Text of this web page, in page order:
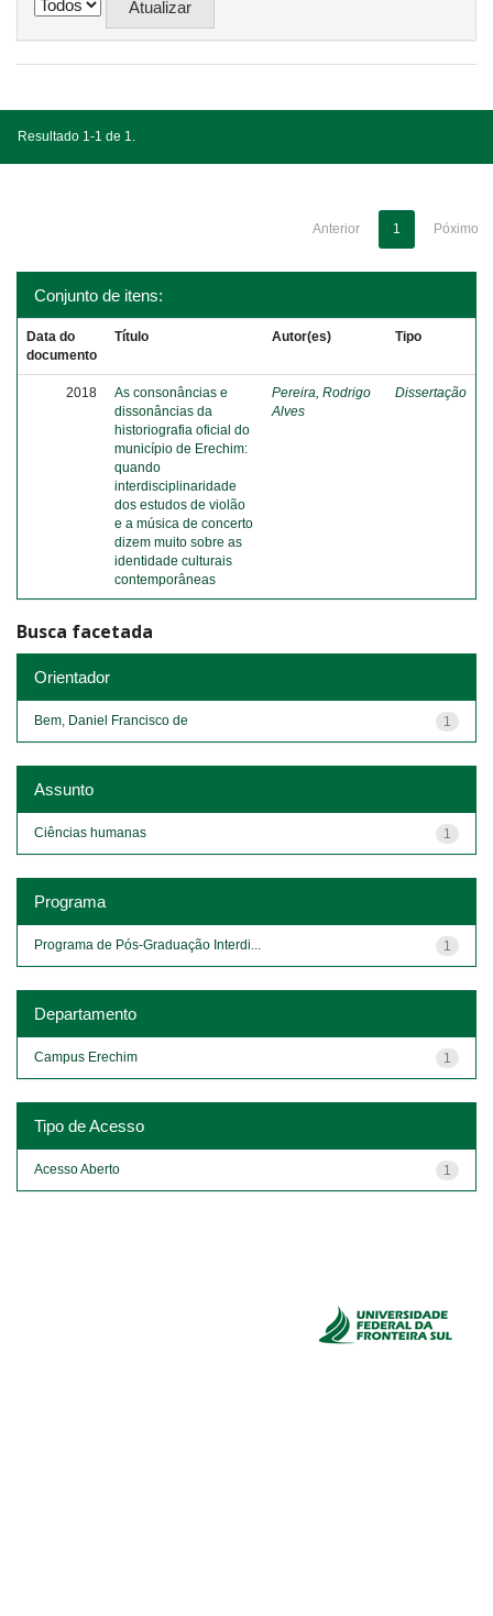
Resultado 1-1 de 1.
Anterior 1 Póximo
Conjunto de itens:
Data do
documento
Título Autor(es) Tipo
2018
As consonâncias e
dissonâncias da
historiografia oficial do
município de Erechim:
quando
interdisciplinaridade
dos estudos de violão
e a música de concerto
dizem muito sobre as
identidade culturais
contemporâneas
Pereira, Rodrigo
Alves
Dissertação
Busca facetada
Orientador
1
Bem, Daniel Francisco de
Assunto
1
Ciências humanas
Programa
1
Programa de Pós-Graduação Interdi...
Departamento
1
Campus Erechim
Tipo de Acesso
1
Acesso Aberto